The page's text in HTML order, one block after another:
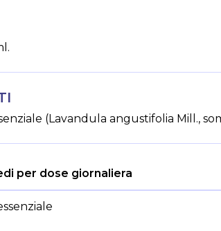
(Lavandula angustifolia Mill.,
per dose giornaliera